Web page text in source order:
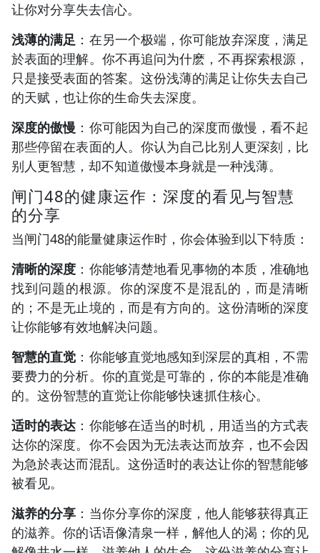
让你对分享失去信心。
浅薄的满足 ：在另一个极端，你可能放弃深度，满足
於表面的理解。你不再追问为什麽，不再探索根源，
只是接受表面的答案。这份浅薄的满足让你失去自己
的天赋，也让你的生命失去深度。
深度的傲慢 ：你可能因为自己的深度而傲慢，看不起
那些停留在表面的人。你认为自己比别人更深刻，比
别人更智慧，却不知道傲慢本身就是一种浅薄。
闸门48的健康运作：深度的看见与智慧
的分享
当闸门48的能量健康运作时，你会体验到以下特质：
清晰的深度 ：你能够清楚地看见事物的本质，准确地
找到问题的根源。你的深度不是混乱的，而是清晰
的；不是无止境的，而是有方向的。这份清晰的深度
让你能够有效地解决问题。
智慧的直觉 ：你能够直觉地感知到深层的真相，不需
要费力的分析。你的直觉是可靠的，你的本能是准确
的。这份智慧的直觉让你能够快速抓住核心。
适时的表达 ：你能够在适当的时机，用适当的方式表
达你的深度。你不会因为无法表达而放弃，也不会因
为急於表达而混乱。这份适时的表达让你的智慧能够
被看见。
滋养的分享 ：当你分享你的深度，他人能够获得真正
的滋养。你的话语像清泉一样，解他人的渴；你的见